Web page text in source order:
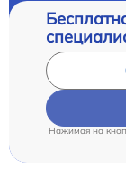
Нажимая на